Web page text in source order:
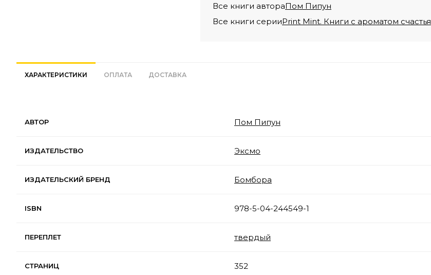
Все книги автораПом Пипун
Все книги серииPrint Mint. Книги с ароматом счастья
ХАРАКТЕРИСТИКИ ОПЛАТА ДОСТАВКА
АВТОР Пом Пипун
ИЗДАТЕЛЬСТВО Эксмо
ИЗДАТЕЛЬСКИЙ БРЕНД Бомбора
ISBN 978-5-04-244549-1
ПЕРЕПЛЕТ твердый
СТРАНИЦ 352